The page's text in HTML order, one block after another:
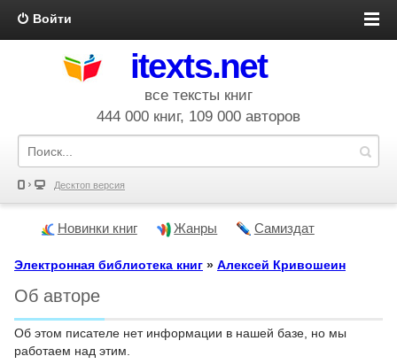
Войти
itexts.net
все тексты книг
444 000 книг, 109 000 авторов
Десктоп версия
Новинки книг Жанры Самиздат
Электронная библиотека книг » Алексей Кривошеин
Об авторе
Об этом писателе нет информации в нашей базе, но мы
работаем над этим.